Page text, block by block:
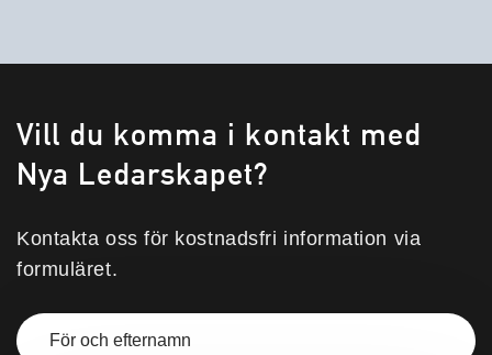
Vill du komma i kontakt med
Nya Ledarskapet?
Kontakta oss för kostnadsfri information via
formuläret.